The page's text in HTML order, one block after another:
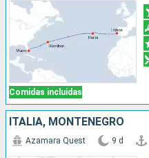
Comidas incluidas
ITALIA, MONTENEGRO
Azamara Quest 9 d